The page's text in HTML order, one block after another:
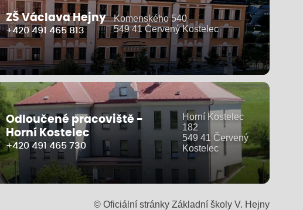
ZŠ Václava Hejny
+420 491 465 813
Komenského 540
549 41 Červený Kostelec
Odloučené pracoviště -
Horní Kostelec
+420 491 465 730
Horní Kostelec
182
549 41 Červený
Kostelec
© Oficiální stránky Základní školy V. Hejny